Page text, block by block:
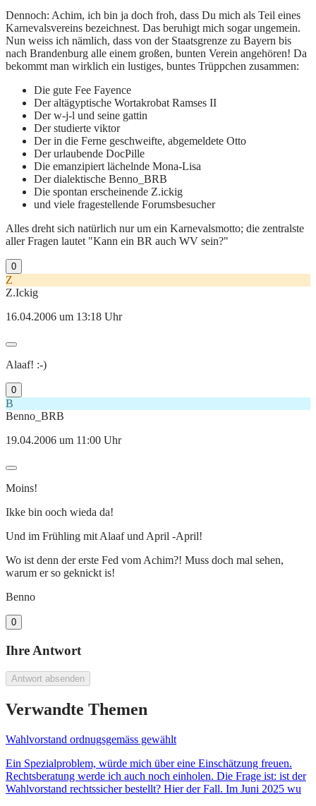
Dennoch: Achim, ich bin ja doch froh, dass Du mich als Teil eines
Karnevalsvereins bezeichnest. Das beruhigt mich sogar ungemein.
Nun weiss ich nämlich, dass von der Staatsgrenze zu Bayern bis
nach Brandenburg alle einem großen, bunten Verein angehören! Da
bekommt man wirklich ein lustiges, buntes Trüppchen zusammen:
Die gute Fee Fayence
Der altägyptische Wortakrobat Ramses II
Der w-j-l und seine gattin
Der studierte viktor
Der in die Ferne geschweifte, abgemeldete Otto
Der urlaubende DocPille
Die emanzipiert lächelnde Mona-Lisa
Der dialektische Benno_BRB
Die spontan erscheinende Z.ickig
und viele fragestellende Forumsbesucher
Alles dreht sich natürlich nur um ein Karnevalsmotto; die zentralste
aller Fragen lautet "Kann ein BR auch WV sein?"
0
Z
Z.Ickig
16.04.2006 um 13:18 Uhr
Alaaf! :-)
0
B
Benno_BRB
19.04.2006 um 11:00 Uhr
Moins!
Ikke bin ooch wieda da!
Und im Frühling mit Alaaf und April -April!
Wo ist denn der erste Fed vom Achim?! Muss doch mal sehen,
warum er so geknickt is!
Benno
0
Ihre Antwort
Antwort absenden
Verwandte Themen
Wahlvorstand ordnugsgemäss gewählt
Ein Spezialproblem, würde mich über eine Einschätzung freuen.
Rechtsberatung werde ich auch noch einholen. Die Frage ist: ist der
Wahlvorstand rechtssicher bestellt? Hier der Fall. Im Juni 2025 wu